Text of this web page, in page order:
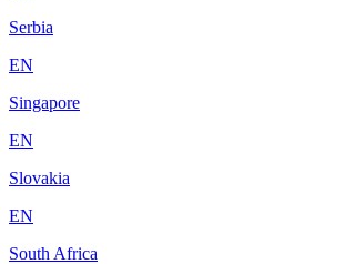
Serbia
EN
Singapore
EN
Slovakia
EN
South Africa